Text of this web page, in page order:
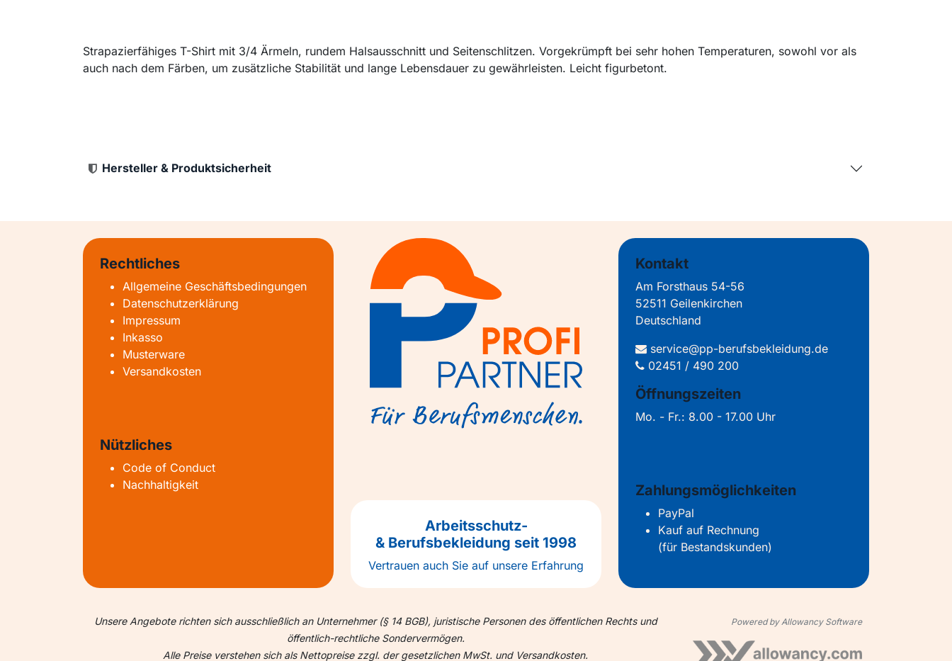
Strapazierfähiges T-Shirt mit 3/4 Ärmeln, rundem Halsausschnitt und Seitenschlitzen. Vorgekrümpft bei sehr hohen Temperaturen, sowohl vor als
auch nach dem Färben, um zusätzliche Stabilität und lange Lebensdauer zu gewährleisten. Leicht figurbetont.
Hersteller & Produktsicherheit
Rechtliches
Allgemeine Geschäftsbedingungen
Datenschutzerklärung
Impressum
Inkasso
Musterware
Versandkosten
Nützliches
Code of Conduct
Nachhaltigkeit
Kontakt
Am Forsthaus 54-56
52511 Geilenkirchen
Deutschland
service@pp-berufsbekleidung.de
02451 / 490 200
Öffnungszeiten
Mo. - Fr.: 8.00 - 17.00 Uhr
Zahlungsmöglichkeiten
PayPal
Kauf auf Rechnung
(für Bestandskunden)
Arbeitsschutz-
& Berufsbekleidung seit 1998
Vertrauen auch Sie auf unsere Erfahrung
Unsere Angebote richten sich ausschließlich an Unternehmer (§ 14 BGB), juristische Personen des öffentlichen Rechts und
öffentlich-rechtliche Sondervermögen.
Alle Preise verstehen sich als Nettopreise zzgl. der gesetzlichen MwSt. und Versandkosten.
Powered by Allowancy Software